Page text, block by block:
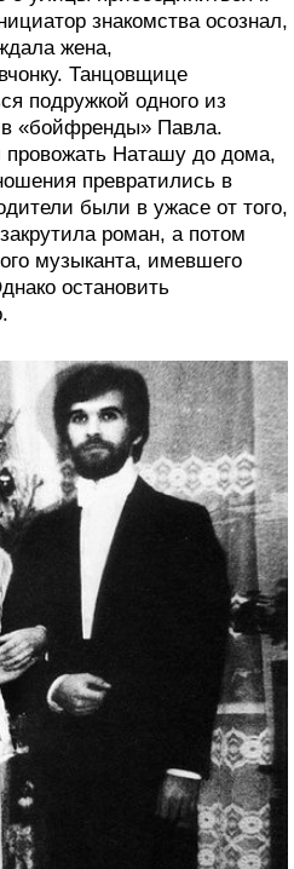
знакомства осознал,
жена,
Танцовщице
подружкой одного из
«бойфренды» Павла.
Наташу до дома,
превратились в
были в ужасе от того,
роман, а потом
музыканта, имевшего
остановить